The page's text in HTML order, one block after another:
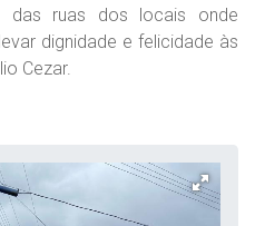
das ruas dos locais onde
dignidade e felicidade às
Cezar.